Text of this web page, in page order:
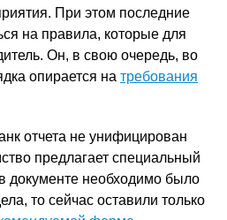
При этом последние
на правила, которые для
Он, в свою очередь, во
опирается на требования
отчета не унифицирован
предлагает специальный
документе необходимо было
то сейчас оставили только